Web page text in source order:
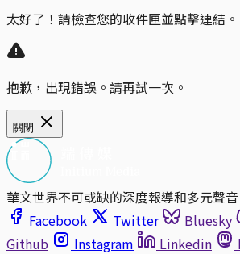
太好了！請檢查您的收件匣並點擊連結。
抱歉，出現錯誤。請再試一次。
關閉
華文世界不可或缺的深度報導和多元聲音
Facebook
Twitter Bluesky
Github
Instagram Linkedin